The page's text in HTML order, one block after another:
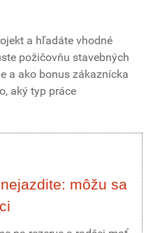
a hľadáte vhodné
požičovňu stavebných
a ako bonus zákaznícka
aký typ práce
môžu sa